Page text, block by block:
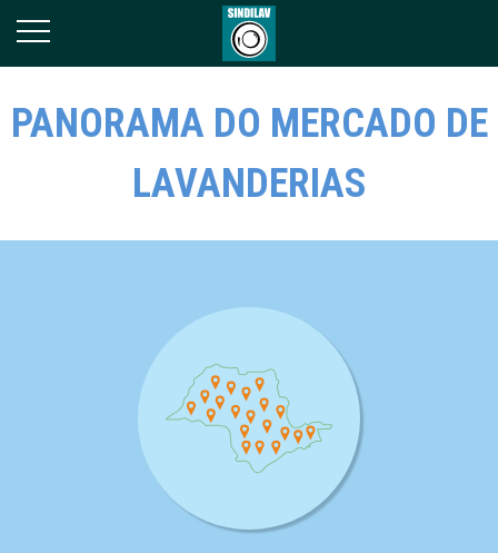
PANORAMA DO MERCADO DE
LAVANDERIAS